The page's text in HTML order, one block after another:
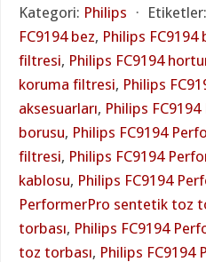
Kategori: Philips ⋅ Etiketler:
FC9194 bez, Philips FC9194
filtresi, Philips FC9194
koruma filtresi, Philips
aksesuarları, Philips
borusu, Philips FC9194
filtresi, Philips FC9194
kablosu, Philips FC9194
PerformerPro sentetik toz
torbası, Philips FC9194
toz torbası, Philips FC9194